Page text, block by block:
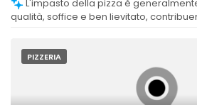
qualità, soffice e ben lievitato,
PIZZERIA